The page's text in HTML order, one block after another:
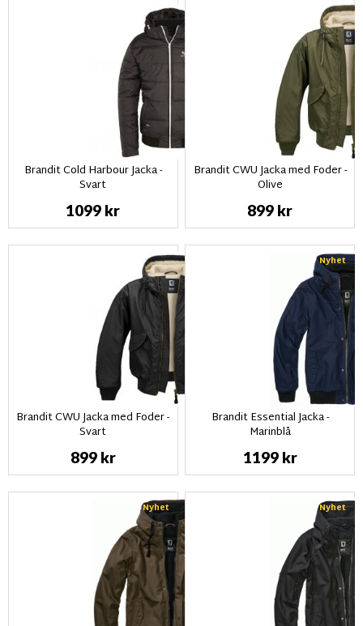
Brandit Cold Harbour Jacka -
Svart
1099 kr
Brandit CWU Jacka med Foder -
Olive
899 kr
Brandit CWU Jacka med Foder -
Svart
899 kr
Nyhet
Brandit Essential Jacka -
Marinblå
1199 kr
Nyhet Nyhet